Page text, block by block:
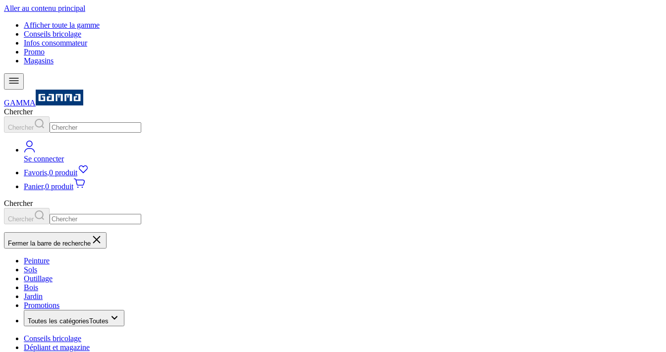
Aller au contenu principal
Afficher toute la gamme
Conseils bricolage
Infos consommateur
Promo
Magasins
GAMMA
Chercher
Chercher
Se connecter
Favoris,0 produit
Panier,0 produit
Chercher
Chercher
Fermer la barre de recherche
Peinture
Sols
Outillage
Bois
Jardin
Promotions
Toutes les catégoriesToutes
Conseils bricolage
Dépliant et magazine